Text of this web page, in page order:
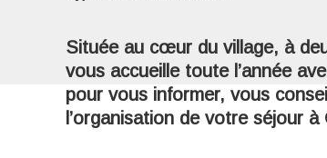
Située au cœur du village, à
vous accueille toute l’année
pour vous informer, vous
l’organisation de votre séjour à